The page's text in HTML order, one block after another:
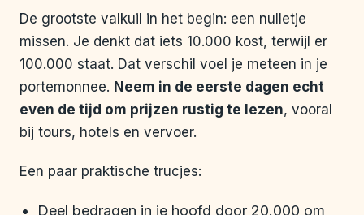
De grootste valkuil in het begin: een nulletje
missen. Je denkt dat iets 10.000 kost, terwijl er
100.000 staat. Dat verschil voel je meteen in je
portemonnee. Neem in de eerste dagen echt
even de tijd om prijzen rustig te lezen, vooral
bij tours, hotels en vervoer.
Een paar praktische trucjes:
Deel bedragen in je hoofd door 20.000 om